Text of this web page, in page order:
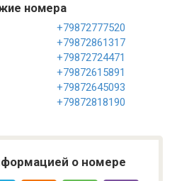
номера
+79872777520
+79872861317
+79872724471
+79872615891
+79872645093
+79872818190
о номере